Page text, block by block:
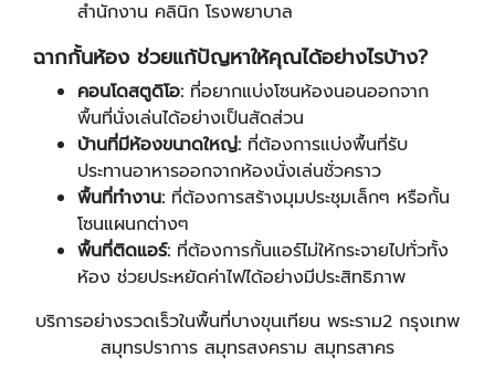
สำนักงาน คลินิก โรงพยาบาล
ฉากกั้นห้อง ช่วยแก้ปัญหาให้คุณได้อย่างไรบ้าง?
คอนโดสตูดิโอ: ที่อยากแบ่งโซนห้องนอนออกจาก
พื้นที่นั่งเล่นได้อย่างเป็นสัดส่วน
บ้านที่มีห้องขนาดใหญ่: ที่ต้องการแบ่งพื้นที่รับ
ประทานอาหารออกจากห้องนั่งเล่นชั่วคราว
พื้นที่ทำงาน: ที่ต้องการสร้างมุมประชุมเล็กๆ หรือกั้น
โซนแผนกต่างๆ
พื้นที่ติดแอร์: ที่ต้องการกั้นแอร์ไม่ให้กระจายไปทั่วทั้ง
ห้อง ช่วยประหยัดค่าไฟได้อย่างมีประสิทธิภาพ
บริการอย่างรวดเร็วในพื้นที่บางขุนเทียน พระราม2 กรุงเทพ
สมุทรปราการ สมุทรสงคราม สมุทรสาคร